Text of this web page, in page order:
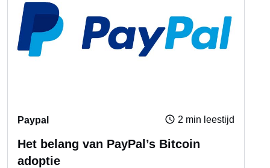
Paypal 2 min leestijd
Het belang van PayPal’s Bitcoin
adoptie